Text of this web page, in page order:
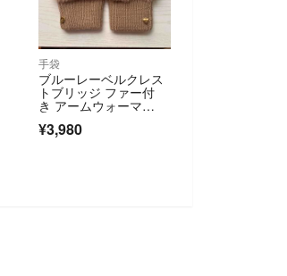
手袋
ブルーレーベルクレス
トブリッジ ファー付
き アームウォーマ
ー ブラウン系 ハート
¥3,980